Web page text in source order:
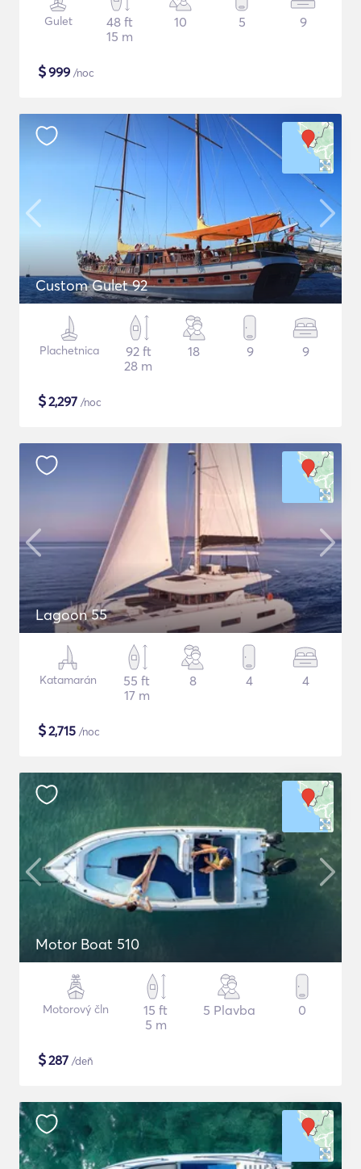
Gulet
48 ft
15 m
10 5 9
$999 /noc
Custom Gulet 92
Plachetnica
92 ft
28 m
18 9 9
$2,297 /noc
Lagoon 55
Katamarán
55 ft
17 m
8 4 4
$2,715 /noc
Motor Boat 510
Motorový čln
15 ft
5 m
5 Plavba 0
$287 /deň